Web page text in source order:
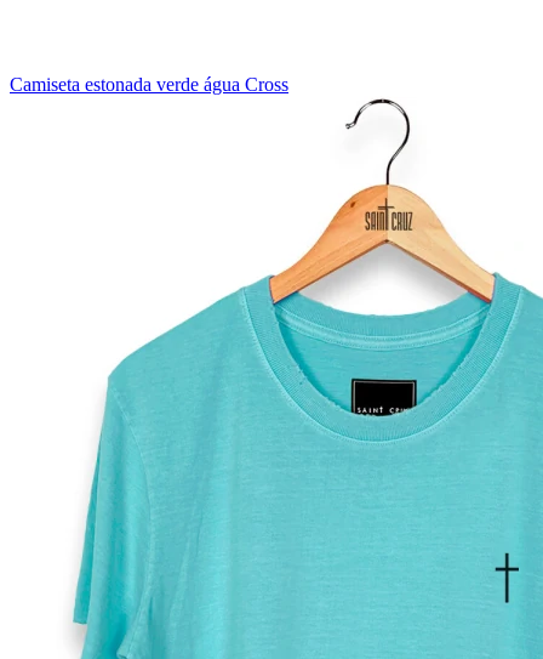
Camiseta estonada verde água Cross